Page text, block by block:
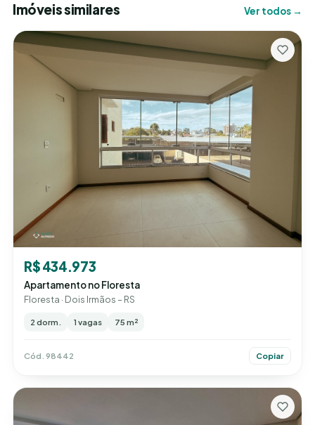
Imóveis similares Ver todos →
R$ 434.973
Apartamento no Floresta
Floresta · Dois Irmãos – RS
2 dorm. 1 vagas 75 m²
Cód. 98442 Copiar